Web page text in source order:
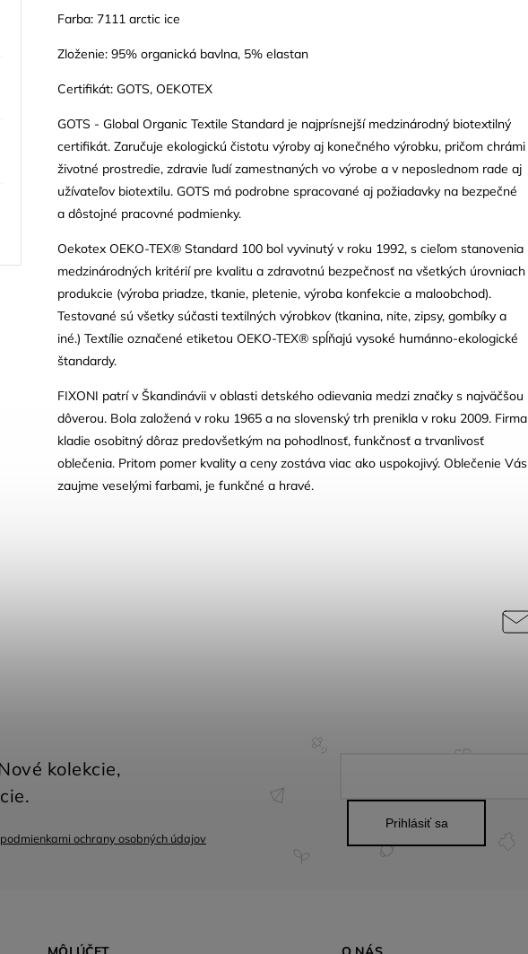
Farba: 7111 arctic ice
Zloženie: 95% organická bavlna, 5% elastan
Certifikát: GOTS, OEKOTEX
GOTS - Global Organic Textile Standard je najprísnejší medzinárodný biotextilný
certifikát. Zaručuje ekologickú čistotu výroby aj konečného výrobku, pričom chrámi
životné prostredie, zdravie ľudí zamestnaných vo výrobe a v neposlednom rade aj
užívateľov biotextilu. GOTS má podrobne spracované aj požiadavky na bezpečné
a dôstojné pracovné podmienky.
Oekotex OEKO-TEX® Standard 100 bol vyvinutý v roku 1992, s cieľom stanovenia
medzinárodných kritérií pre kvalitu a zdravotnú bezpečnosť na všetkých úrovniach
produkcie (výroba priadze, tkanie, pletenie, výroba konfekcie a maloobchod).
Testované sú všetky súčasti textilných výrobkov (tkanina, nite, zipsy, gombíky a
iné.) Textílie označené etiketou OEKO-TEX® spĺňajú vysoké humánno-ekologické
štandardy.
FIXONI patrí v Škandinávii v oblasti detského odievania medzi značky s najväčšou
dôverou. Bola založená v roku 1965 a na slovenský trh prenikla v roku 2009. Firma
kladie osobitný dôraz predovšetkým na pohodlnosť, funkčnosť a trvanlivosť
oblečenia. Pritom pomer kvality a ceny zostáva viac ako uspokojivý. Oblečenie Vás
zaujme veselými farbami, je funkčné a hravé.
podmienkami ochrany osobných údajov
Prihlásiť sa